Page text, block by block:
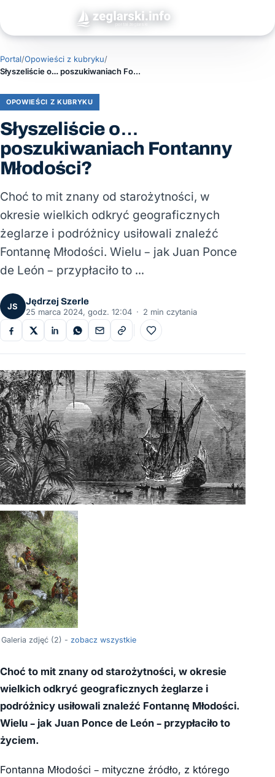
Portal/Opowieści z kubryku/
Słyszeliście o… poszukiwaniach Fontanny Młodości?
OPOWIEŚCI Z KUBRYKU
Słyszeliście o…
poszukiwaniach Fontanny
Młodości?
Choć to mit znany od starożytności, w
okresie wielkich odkryć geograficznych
żeglarze i podróżnicy usiłowali znaleźć
Fontannę Młodości. Wielu – jak Juan Ponce
de León – przypłaciło to …
JS
Jędrzej Szerle
25 marca 2024, godz. 12:04 · 2 min czytania
Do ulubionych
Galeria zdjęć (2) - zobacz wszystkie
Choć to mit znany od starożytności, w okresie
wielkich odkryć geograficznych żeglarze i
podróżnicy usiłowali znaleźć Fontannę Młodości.
Wielu – jak Juan Ponce de León – przypłaciło to
życiem.
Fontanna Młodości – mityczne źródło, z którego